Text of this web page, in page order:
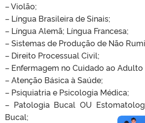
– Violão;
– Língua Brasileira de Sinais;
– Língua Alemã; Língua Francesa;
– Sistemas de Produção de Não
– Direito Processual Civil;
– Enfermagem no Cuidado ao Adulto
– Atenção Básica à Saúde;
– Psiquiatria e Psicologia Médica;
– Patologia Bucal OU
Bucal;